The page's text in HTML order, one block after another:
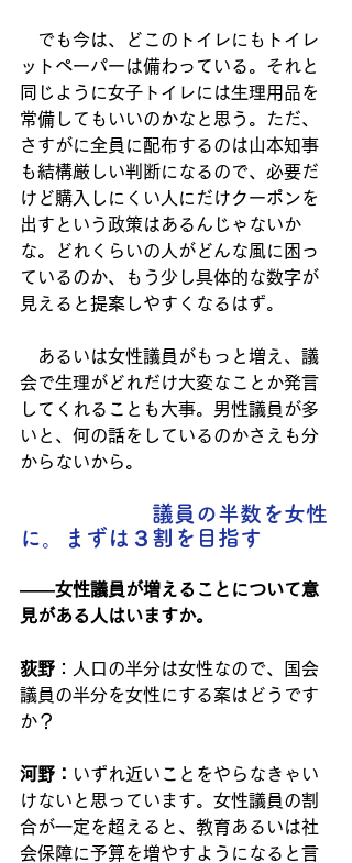
でも今は、どこのトイレにもトイレ
ットペーパーは備わっている。それと
同じように女子トイレには生理用品を
常備してもいいのかなと思う。ただ、
さすがに全員に配布するのは山本知事
も結構厳しい判断になるので、必要だ
けど購入しにくい人にだけクーポンを
出すという政策はあるんじゃないか
な。どれくらいの人がどんな風に困っ
ているのか、もう少し具体的な数字が
見えると提案しやすくなるはず。
あるいは女性議員がもっと増え、議
会で生理がどれだけ大変なことか発言
してくれることも大事。男性議員が多
いと、何の話をしているのかさえも分
からないから。
議員の半数を女性
に。まずは３割を目指す
――女性議員が増えることについて意
見がある人はいますか。
荻野 ：人口の半分は女性なので、国会
議員の半分を女性にする案はどうです
か？
河野： いずれ近いことをやらなきゃい
けないと思っています。女性議員の割
合が一定を超えると、教育あるいは社
会保障に予算を増やすようになると言